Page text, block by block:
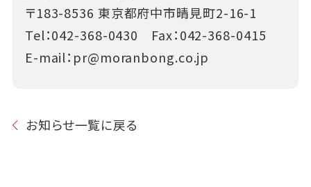
〒183-8536 東京都府中市晴見町2-16-1
Tel：042-368-0430 Fax：042-368-0415
E-mail： pr@moranbong.co.jp
お知らせ一覧に戻る